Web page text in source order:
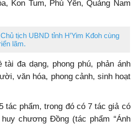
Kon Tum, Phú Yên, Quảng Nam
tịch UBND tỉnh H’Yim Kđoh cùng
lãm.
đa dạng, phong phú, phản ánh
văn hóa, phong cảnh, sinh hoạt
tác phẩm, trong đó có 7 tác giả có
chương Đồng (tác phẩm “Ánh